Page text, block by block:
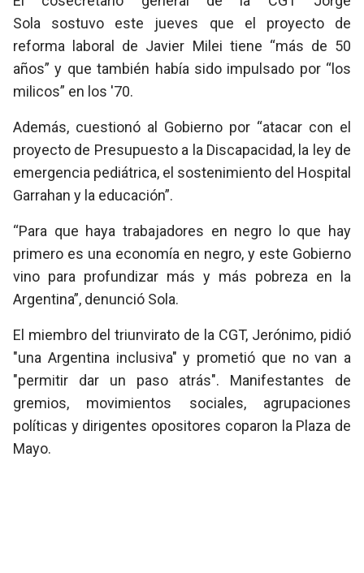
Sola sostuvo este jueves que el proyecto de
reforma laboral de Javier Milei tiene “más de 50
años” y que también había sido impulsado por “los
milicos” en los '70.
Además, cuestionó al Gobierno por “atacar con el
proyecto de Presupuesto a la Discapacidad, la ley de
emergencia pediátrica, el sostenimiento del Hospital
Garrahan y la educación”.
“Para que haya trabajadores en negro lo que hay
primero es una economía en negro, y este Gobierno
vino para profundizar más y más pobreza en la
Argentina”, denunció Sola.
El miembro del triunvirato de la CGT, Jerónimo, pidió
"una Argentina inclusiva" y prometió que no van a
"permitir dar un paso atrás". Manifestantes de
gremios, movimientos sociales, agrupaciones
políticas y dirigentes opositores coparon la Plaza de
Mayo.